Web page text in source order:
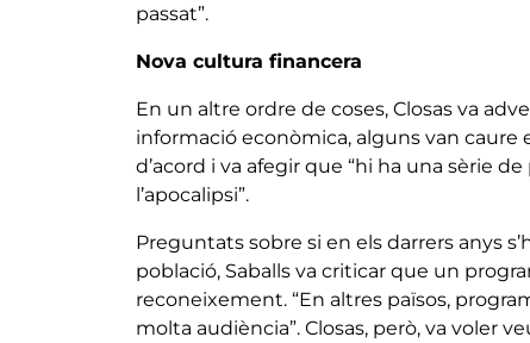
passat”.
Nova cultura financera
En un altre ordre de coses, Closas va
informació econòmica, alguns van caure
d’acord i va afegir que “hi ha una sèrie
l’apocalipsi”.
Preguntats sobre si en els darrers anys
població, Saballs va criticar que un
reconeixement. “En altres països,
molta audiència”. Closas, però, va voler